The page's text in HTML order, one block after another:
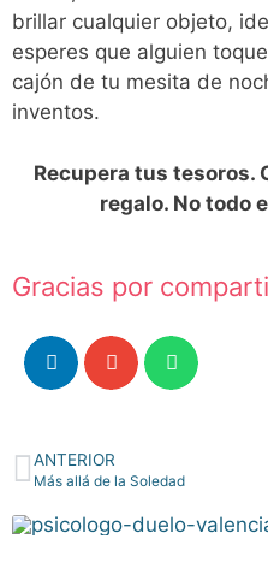
brillar cualquier objeto,
esperes que alguien
cajón de tu mesita de
inventos.
Recupera tus tesoros.
regalo. No todo
Gracias por
ANTERIOR
Más allá de la Soledad